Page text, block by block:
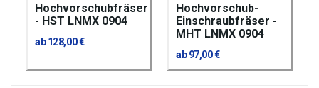
Hochvorschubfräser
- HST LNMX 0904
ab 128,00 €
Hochvorschub-
Einschraubfräser -
MHT LNMX 0904
ab 97,00 €